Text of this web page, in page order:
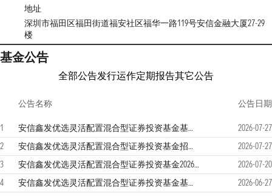
地址
深圳市福田区福田街道福安社区福华一路119号安信金融大厦27-29
楼
基金公告
全部公告发行运作定期报告其它公告
公告名称 公告日期
1 安信鑫发优选灵活配置混合型证券投资基金基金产品资料概要更新
2026-07-27
2
安信鑫发优选灵活配置混合型证券投资基金招募说明书更新
2026-07-27
3
安信鑫发优选灵活配置混合型证券投资基金2026年第二季度报告
2026-07-20
4
安信鑫发优选灵活配置混合型证券投资基金基金合同更新
2026-06-27